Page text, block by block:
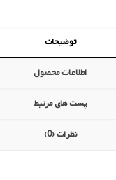
توضیحات
اطلاعات محصول
پست های مرتبط
نظرات (0)